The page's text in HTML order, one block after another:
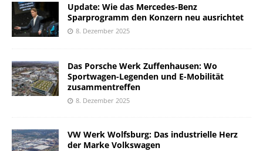
Update: Wie das Mercedes-Benz
Sparprogramm den Konzern neu ausrichtet
8. Dezember 2025
Das Porsche Werk Zuffenhausen: Wo
Sportwagen-Legenden und E-Mobilität
zusammentreffen
8. Dezember 2025
VW Werk Wolfsburg: Das industrielle Herz
der Marke Volkswagen